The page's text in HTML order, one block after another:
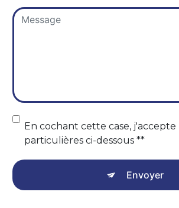
En cochant cette case, j'accepte
particulières ci-dessous **
Envoyer